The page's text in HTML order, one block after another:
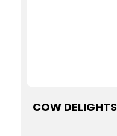
COW DELIGHTS